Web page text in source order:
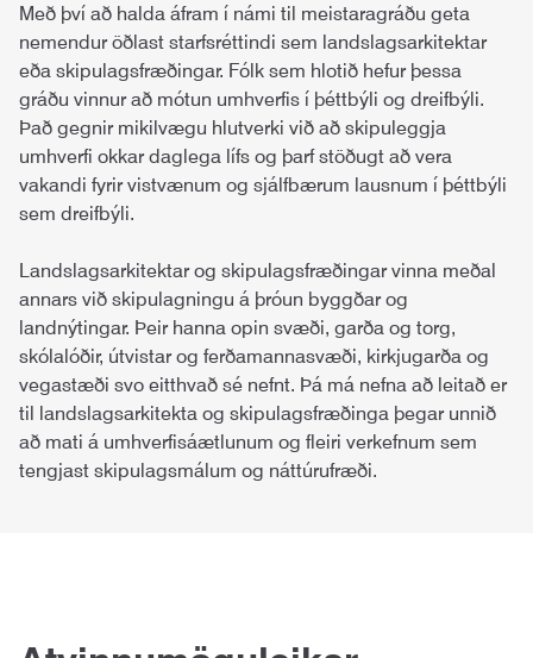
Með því að halda áfram í námi til meistaragráðu geta
nemendur öðlast starfsréttindi sem landslagsarkitektar
eða skipulagsfræðingar. Fólk sem hlotið hefur þessa
gráðu vinnur að mótun umhverfis í þéttbýli og dreifbýli.
Það gegnir mikilvægu hlutverki við að skipuleggja
umhverfi okkar daglega lífs og þarf stöðugt að vera
vakandi fyrir vistvænum og sjálfbærum lausnum í þéttbýli
sem dreifbýli.
Landslagsarkitektar og skipulagsfræðingar vinna meðal
annars við skipulagningu á þróun byggðar og
landnýtingar. Þeir hanna opin svæði, garða og torg,
skólalóðir, útvistar og ferðamannasvæði, kirkjugarða og
vegastæði svo eitthvað sé nefnt. Þá má nefna að leitað er
til landslagsarkitekta og skipulagsfræðinga þegar unnið
að mati á umhverfisáætlunum og fleiri verkefnum sem
tengjast skipulagsmálum og náttúrufræði.